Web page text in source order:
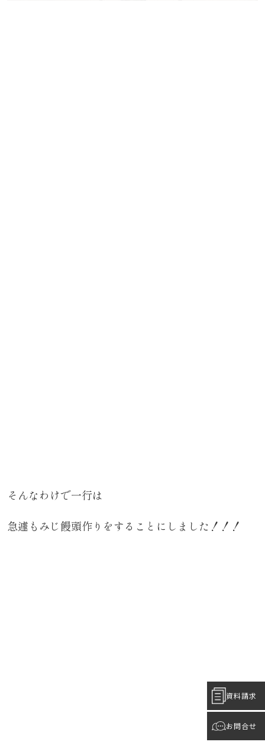
そんなわけで一行は
急遽もみじ饅頭作りをすることにしました！！！
資料請求
お問合せ